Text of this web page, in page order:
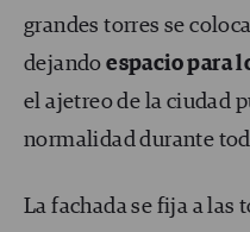
grandes torres se
dejandoespacio para
el ajetreo de la ciudad
normalidad durante
La fachada se fija a las